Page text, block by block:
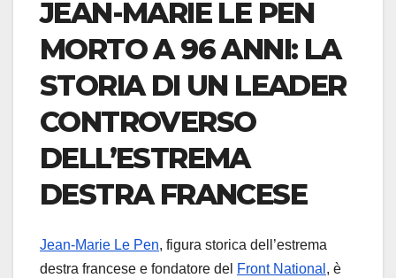
JEAN-MARIE LE PEN
MORTO A 96 ANNI: LA
STORIA DI UN LEADER
CONTROVERSO
DELL’ESTREMA
DESTRA FRANCESE
Jean-Marie Le Pen, figura storica dell’estrema
destra francese e fondatore del Front National , è